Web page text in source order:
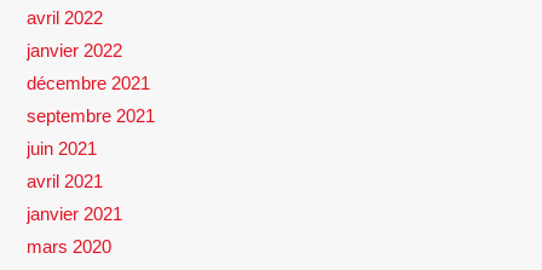
avril 2022
janvier 2022
décembre 2021
septembre 2021
juin 2021
avril 2021
janvier 2021
mars 2020